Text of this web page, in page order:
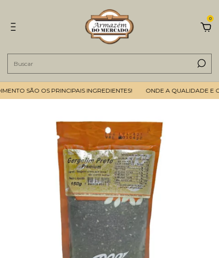
0
SÃO OS PRINCIPAIS INGREDIENTES! ONDE A QUALIDADE E O